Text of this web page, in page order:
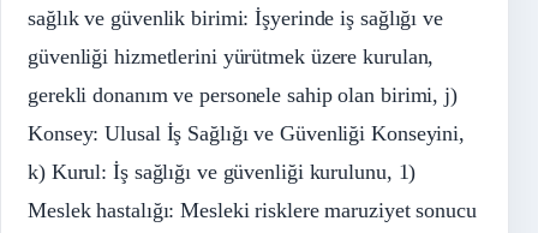
sağlık ve güvenlik birimi: İşyerinde iş sağlığı ve
güvenliği hizmetlerini yürütmek üzere kurulan,
gerekli donanım ve personele sahip olan birimi, j)
Konsey: Ulusal İş Sağlığı ve Güvenliği Konseyini,
k) Kurul: İş sağlığı ve güvenliği kurulunu, 1)
Meslek hastalığı: Mesleki risklere maruziyet sonucu